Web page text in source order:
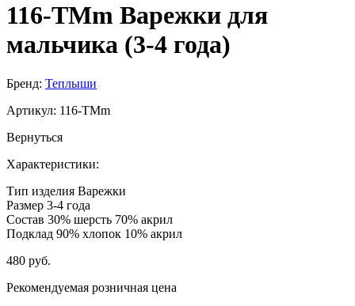
116-TMm Варежки для
мальчика (3-4 года)
Бренд: Теплыши
Артикул: 116-TMm
Вернуться
Характеристики:
Тип изделия Варежки
Размер 3-4 года
Состав 30% шерсть 70% акрил
Подклад 90% хлопок 10% акрил
480 руб.
Рекомендуемая розничная цена